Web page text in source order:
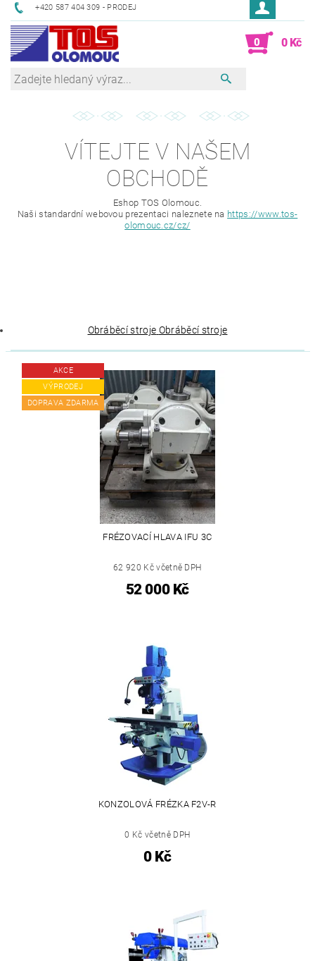
+420 587 404 309 - PRODEJ
0 0 Kč
VÍTEJTE V NAŠEM
OBCHODĚ
Eshop TOS Olomouc.
Naši standardní webovou prezentaci naleznete na https://www.tos-
olomouc.cz/cz/
Obráběcí stroje Obráběcí stroje
AKCE
VÝPRODEJ
DOPRAVA ZDARMA
FRÉZOVACÍ HLAVA IFU 3C
62 920 Kč včetně DPH
52 000 Kč
KONZOLOVÁ FRÉZKA F2V-R
0 Kč včetně DPH
0 Kč